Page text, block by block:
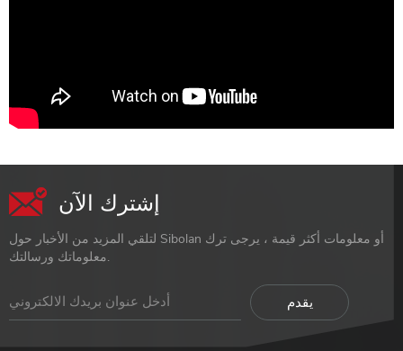
إشترك الآن
لتلقي المزيد من الأخبار حول Sibolan أو معلومات أكثر قيمة ، يرجى ترك
معلوماتك ورسالتك.